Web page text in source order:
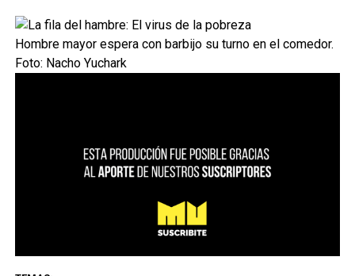
Hombre mayor espera con barbijo su turno en el comedor.
Foto: Nacho Yuchark